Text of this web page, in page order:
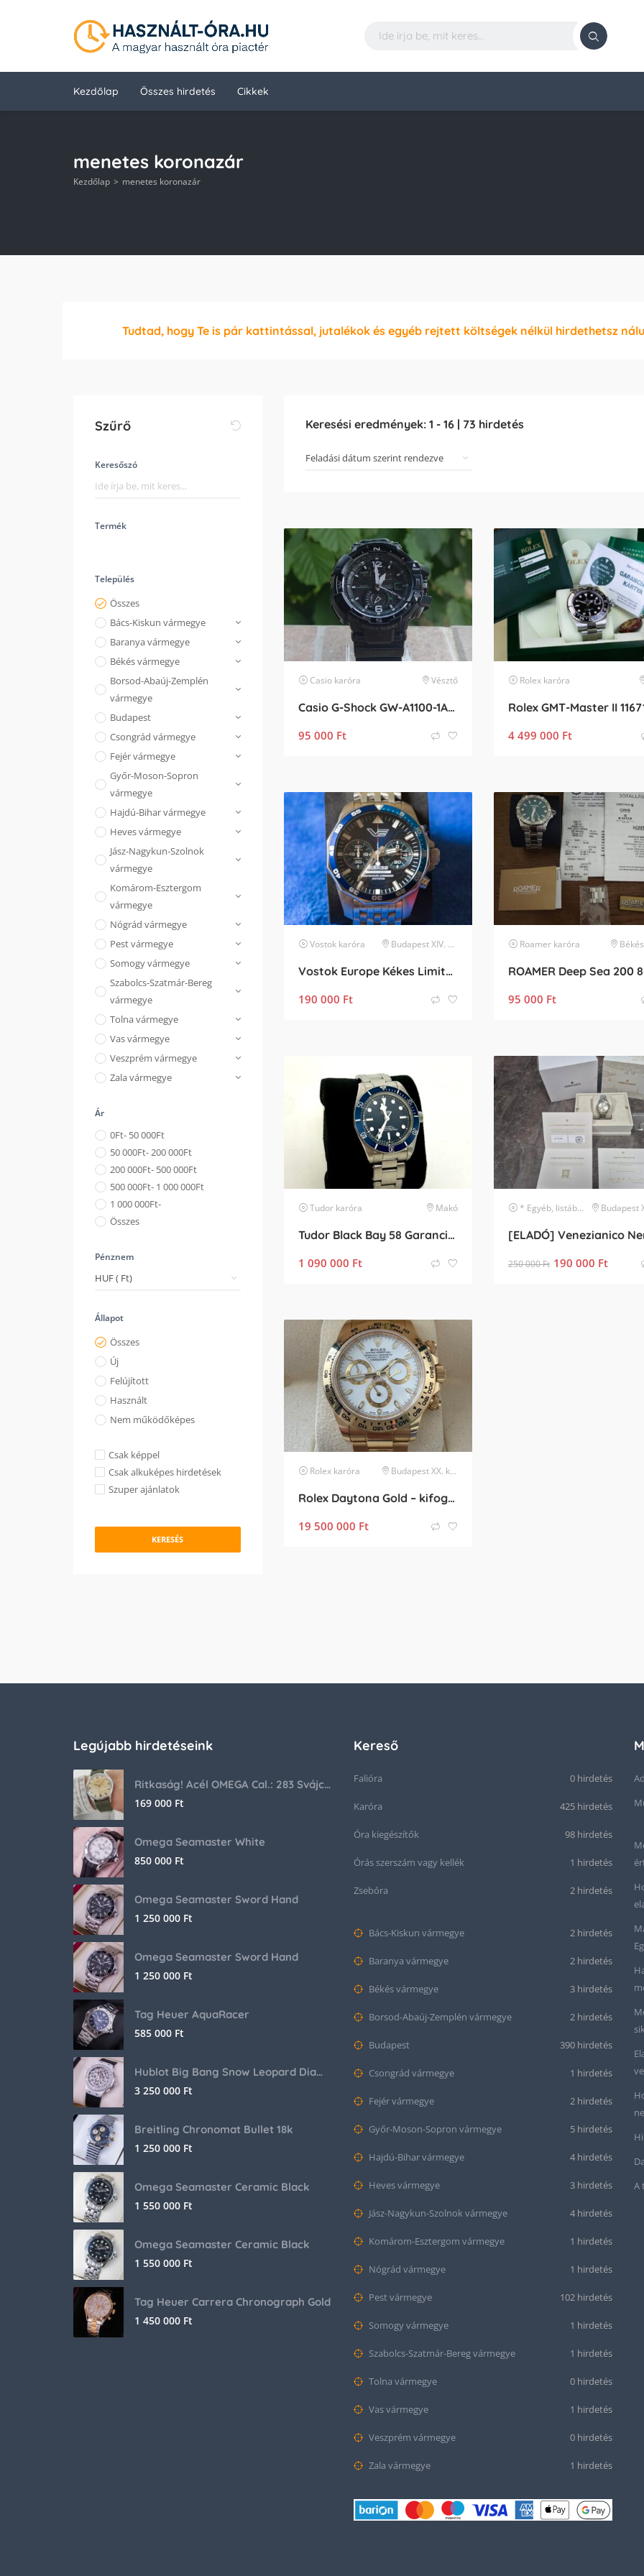
Kezdőlap Összes hirdetés Cikkek
menetes koronazár
Kezdőlap menetes koronazár
Tudtad, hogy Te is pár kattintással, jutalékok és egyéb rejtett költségek nélkül hirdethetsz
Szűrő
Keresőszó
Termék
Település
Összes
Bács-Kiskun vármegye
Baranya vármegye
Békés vármegye
Borsod-Abaúj-Zemplén
vármegye
Budapest
Csongrád vármegye
Fejér vármegye
Győr-Moson-Sopron
vármegye
Hajdú-Bihar vármegye
Heves vármegye
Jász-Nagykun-Szolnok
vármegye
Komárom-Esztergom
vármegye
Nógrád vármegye
Pest vármegye
Somogy vármegye
Szabolcs-Szatmár-Bereg
vármegye
Tolna vármegye
Vas vármegye
Veszprém vármegye
Zala vármegye
Ár
0Ft- 50 000Ft
50 000Ft- 200 000Ft
200 000Ft- 500 000Ft
500 000Ft- 1 000 000Ft
1 000 000Ft-
Összes
Pénznem
Állapot
Összes
Új
Felújított
Használt
Nem működőképes
Csak képpel
Csak alkuképes hirdetések
Szuper ajánlatok
KERESÉS
Keresési eredmények: 1 - 16| 73 hirdetés
Casio karóra Vésztő
Casio G-Shock GW-A1100-1A3JF
95 000 Ft
Rolex karóra
4 499 000 Ft
Vostok karóra Budapest XIV. kerület
Vostok Europe Kékes Limited Edition
190 000 Ft
Roamer karóra
95 000 Ft
Tudor karóra Makó
Tudor Black Bay 58 Garancia, Full Set
1 090 000 Ft
* Egyéb, listában nem szereplő márka Budapest XXII.
250 000Ft 190 000 Ft
Rolex karóra Budapest XX. kerület
Rolex Daytona Gold – kifogástalan, újszerű állapot
19 500 000 Ft
Legújabb hirdetéseink
Ritkaság! Acél OMEGA Cal.: 283 Svájci karóra 1953-ból!
169 000 Ft
Omega Seamaster White
850 000 Ft
Omega Seamaster Sword Hand
1 250 000 Ft
Omega Seamaster Sword Hand
1 250 000 Ft
Tag Heuer AquaRacer
585 000 Ft
Hublot Big Bang Snow Leopard Diamond
3 250 000 Ft
Breitling Chronomat Bullet 18k
1 250 000 Ft
Omega Seamaster Ceramic Black
1 550 000 Ft
Omega Seamaster Ceramic Black
1 550 000 Ft
Tag Heuer Carrera Chronograph Gold
1 450 000 Ft
Kereső
Falióra 0 hirdetés
Karóra 425 hirdetés
Óra kiegészítők 98 hirdetés
Órás szerszám vagy kellék 1 hirdetés
Zsebóra 2 hirdetés
Bács-Kiskun vármegye 2 hirdetés
Baranya vármegye 2 hirdetés
Békés vármegye 3 hirdetés
Borsod-Abaúj-Zemplén vármegye 2 hirdetés
Budapest 390 hirdetés
Csongrád vármegye 1 hirdetés
Fejér vármegye 2 hirdetés
Győr-Moson-Sopron vármegye 5 hirdetés
Hajdú-Bihar vármegye 4 hirdetés
Heves vármegye 3 hirdetés
Jász-Nagykun-Szolnok vármegye 4 hirdetés
Komárom-Esztergom vármegye 1 hirdetés
Nógrád vármegye 1 hirdetés
Pest vármegye 102 hirdetés
Somogy vármegye 1 hirdetés
Szabolcs-Szatmár-Bereg vármegye 1 hirdetés
Tolna vármegye 0 hirdetés
Vas vármegye 1 hirdetés
Veszprém vármegye 0 hirdetés
Zala vármegye 1 hirdetés
A